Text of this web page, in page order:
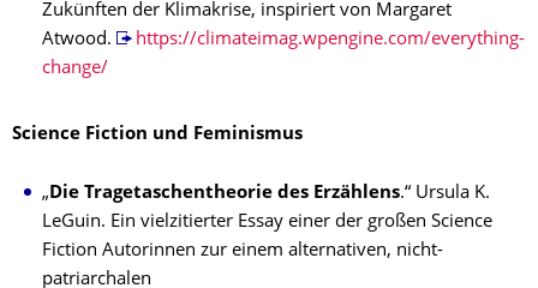
Zukünften der Klimakrise, inspiriert von Margaret
Atwood.
https://climateimag.wpengine.com/everything-
change/
Science Fiction und Feminismus
„ Die Tragetaschentheorie des Erzählens.“ Ursula K.
LeGuin. Ein vielzitierter Essay einer der großen Science
Fiction Autorinnen zur einem alternativen, nicht-
patriarchalen